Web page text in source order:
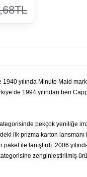
yılında Minute Maid
1994 yılından beri
pekçok yeniliğe
ilk prizma karton lansmanı
ile tanıştırdı. 2006
zenginleştirilmiş